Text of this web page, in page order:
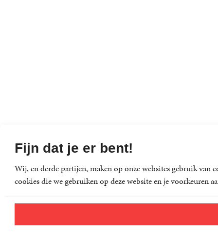
Fijn dat je er bent!
Wij, en derde partijen, maken op onze websites gebruik van
cookies die we gebruiken op deze website en je voorkeuren